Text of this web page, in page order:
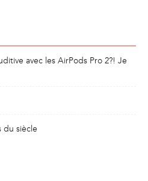
avec les AirPods Pro 2?! Je
du siècle